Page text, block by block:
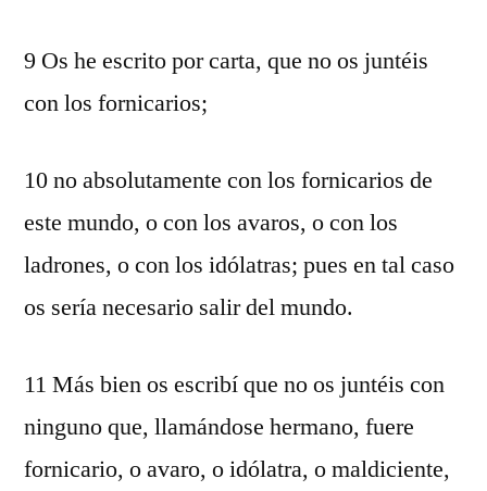
9 Os he escrito por carta, que no os juntéis
con los fornicarios;
10 no absolutamente con los fornicarios de
este mundo, o con los avaros, o con los
ladrones, o con los idólatras; pues en tal caso
os sería necesario salir del mundo.
11 Más bien os escribí que no os juntéis con
ninguno que, llamándose hermano, fuere
fornicario, o avaro, o idólatra, o maldiciente,